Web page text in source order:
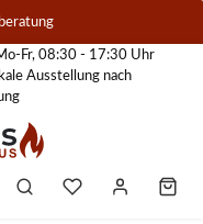
Fr, 08:30 - 17:30 Uhr
Ausstellung nach